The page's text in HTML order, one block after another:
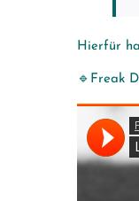
Hierfür
🔹Freak